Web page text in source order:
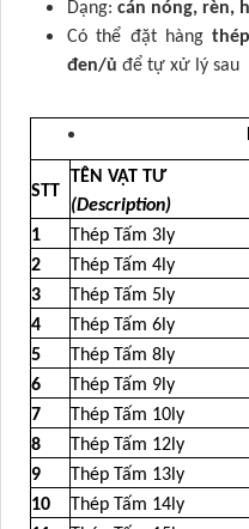
Dạng: cán nóng, rèn,
Có thể đặt hàng
đen/ủ để tự xử lý sau
BẢNG QUY
STT
TÊN VẬT TƯ
(Description)
1
Thép Tấm 3ly
2
Thép Tấm 4ly
3
Thép Tấm 5ly
4
Thép Tấm 6ly
5
Thép Tấm 8ly
6
Thép Tấm 9ly
7
Thép Tấm 10ly
8
Thép Tấm 12ly
9
Thép Tấm 13ly
10
Thép Tấm 14ly